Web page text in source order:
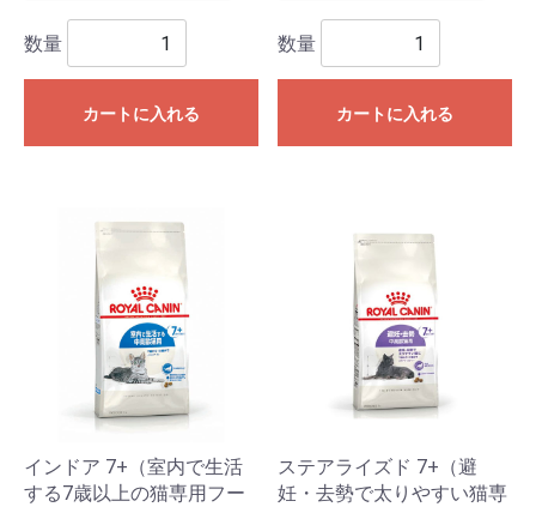
数量
カートに入れる
数量
カートに入れる
インドア 7+（室内で生活
する7歳以上の猫専用フー
ステアライズド 7+（避
妊・去勢で太りやすい猫専